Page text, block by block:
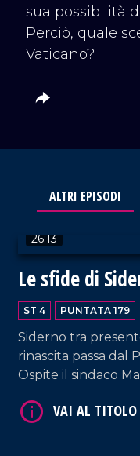
sua possibilità
Perciò, quale
Vaticano?
ALTRI EPISODI
26:13
Le sfide di
ST 4 PUNTATA 179
Siderno tra
rinascita passa dal
Ospite il sindaco
VAI AL TITOLO